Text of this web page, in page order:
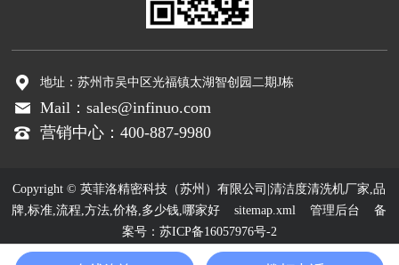
地址：苏州市吴中区光福镇太湖智创园二期J栋
Mail：sales@infinuo.com
营销中心：400-887-9980
Copyright © 英菲洛精密科技（苏州）有限公司|清洁度清洗机厂家,品
牌,标准,流程,方法,价格,多少钱,哪家好sitemap.xml 管理后台 备
案号： 苏ICP备16057976号-2